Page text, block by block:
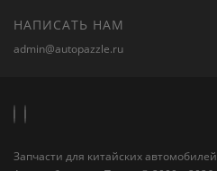
НАПИСАТЬ НАМ
admin@autopazzle.ru
Запчасти для китайских автомобилей